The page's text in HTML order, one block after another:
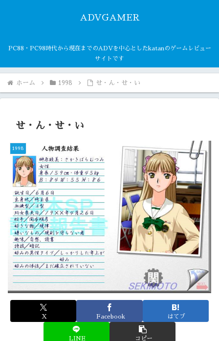
ADVGAMER
PC88・PC98時代から現在までのADVを中心としたkatanのゲームレビュー
サイトです
ホーム 1998 せ・ん・せ・い
せ・ん・せ・い
1998
X Facebook はてブ
LINE コピー